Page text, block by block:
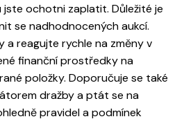
jste ochotni zaplatit. Důležité je
se nadhodnocených aukcí.
a reagujte rychle na změny v
finanční prostředky na
položky. Doporučuje se také
dražby a ptát se na
pravidel a podmínek